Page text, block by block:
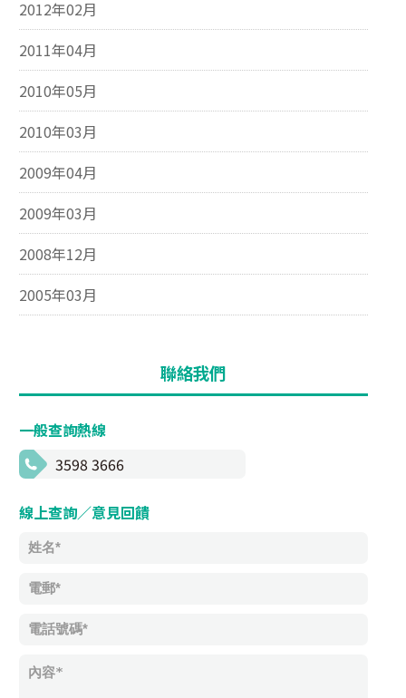
2012年02月
2011年04月
2010年05月
2010年03月
2009年04月
2009年03月
2008年12月
2005年03月
聯絡我們
一般查詢熱線
3598 3666
線上查詢／意見回饋